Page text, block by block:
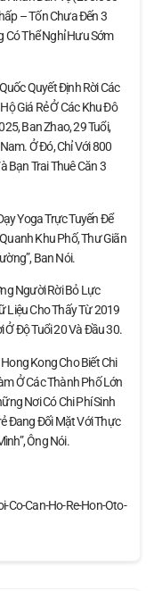
– Tốn Chưa Đến 3
Có Thể Nghỉ Hưu Sớm
Quyết Định Rời Các
Giá Rẻ Ở Các Khu Đô
Ban Zhao, 29 Tuổi,
Ở Đó, Chỉ Với 800
Bạn Trai Thuê Căn 3
Yoga Trực Tuyến Để
Khu Phố, Thư Giãn
Ban Nói.
Người Rời Bỏ Lực
Liệu Cho Thấy Từ 2019
Ở Độ Tuổi 20 Và Đầu 30.
Kong Cho Biết Chi
Ở Các Thành Phố Lớn
Nơi Có Chi Phí Sinh
Đang Đối Mặt Với Thực
Ông Nói.
Can-Ho-Re-Hon-Oto-